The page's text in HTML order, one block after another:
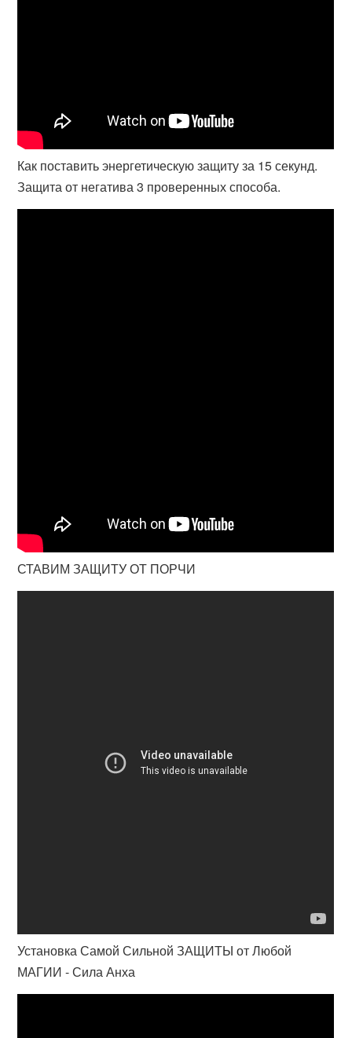
Как поставить энергетическую защиту за 15 секунд.
Защита от негатива 3 проверенных способа.
СТАВИМ ЗАЩИТУ ОТ ПОРЧИ
Установка Самой Сильной ЗАЩИТЫ от Любой
МАГИИ - Сила Анха